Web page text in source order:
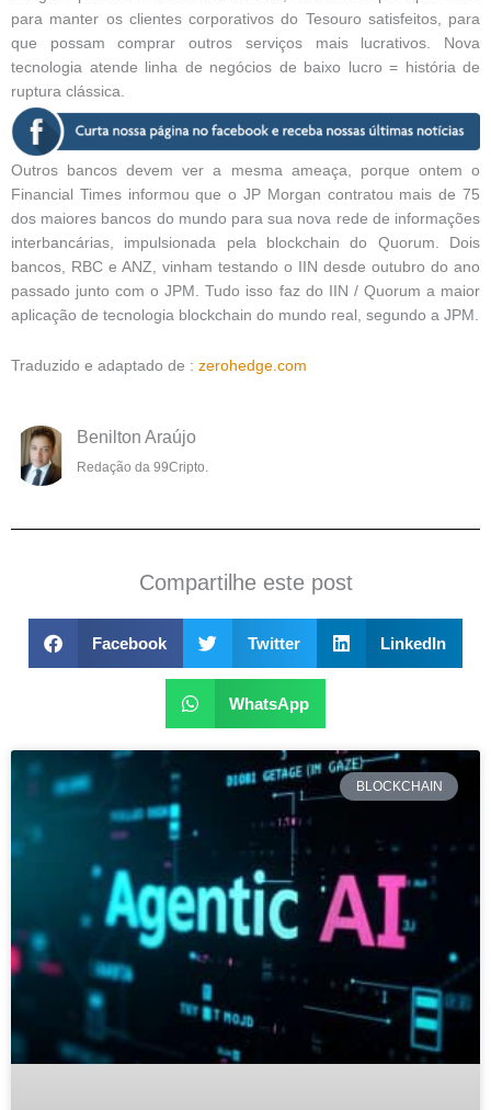
para manter os clientes corporativos do Tesouro satisfeitos, para
que possam comprar outros serviços mais lucrativos. Nova
tecnologia atende linha de negócios de baixo lucro = história de
ruptura clássica.
Outros bancos devem ver a mesma ameaça, porque ontem o
Financial Times informou que o JP Morgan contratou mais de 75
dos maiores bancos do mundo para sua nova rede de informações
interbancárias, impulsionada pela blockchain do Quorum. Dois
bancos, RBC e ANZ, vinham testando o IIN desde outubro do ano
passado junto com o JPM. Tudo isso faz do IIN / Quorum a maior
aplicação de tecnologia blockchain do mundo real, segundo a JPM.
Traduzido e adaptado de : zerohedge.com
Benilton Araújo
Redação da 99Cripto.
Compartilhe este post
Facebook Twitter LinkedIn
WhatsApp
BLOCKCHAIN